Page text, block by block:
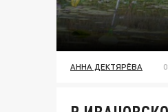
АННА ДЕКТЯРЁВА